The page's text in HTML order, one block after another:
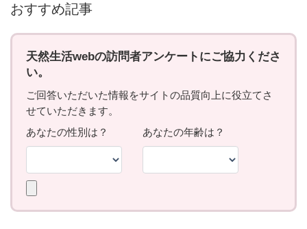
おすすめ記事